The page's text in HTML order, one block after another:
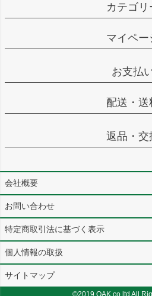
カテゴリ
マイペー
お支払
配送・送
返品・交
会社概要
お問い合わせ
特定商取引法に基づく表示
個人情報の取扱
サイトマップ
©2019 OAK.co.ltd All